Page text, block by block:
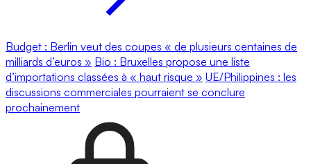
Budget : Berlin veut des coupes « de plusieurs centaines de
milliards d’euros » Bio : Bruxelles propose une liste
d’importations classées à « haut risque » UE/Philippines : les
discussions commerciales pourraient se conclure
prochainement